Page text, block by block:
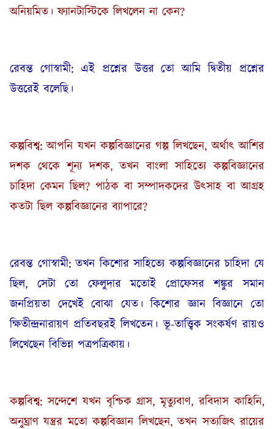
অনিয়মিত। ফ্যানটাস্টিকে লিখলেন না কেন?
রেবন্ত গোস্বামী: এই প্রশ্নের উত্তর তো আমি দ্বিতীয় প্রশ্নের
উত্তরেই বলেছি।
কল্পবিশ্ব: আপনি যখন কল্পবিজ্ঞানের গল্প লিখছেন, অর্থাৎ আশির
দশক থেকে শূন্য দশক, তখন বাংলা সাহিত্যে কল্পবিজ্ঞানের
চাহিদা কেমন ছিল? পাঠক বা সম্পাদকদের উৎসাহ বা আগ্রহ
কতটা ছিল কল্পবিজ্ঞানের ব্যাপারে?
রেবন্ত গোস্বামী: তখন কিশোর সাহিত্যে কল্পবিজ্ঞানের চাহিদা যে
ছিল, সেটা তো ফেলুদার মতোই প্রোফেসর শঙ্কুর সমান
জনপ্রিয়তা দেখেই বোঝা যেত। কিশোর জ্ঞান বিজ্ঞানে তো
ক্ষিতীন্দ্রনারায়ণ প্রতিবছরই লিখতেন। ভূ-তাত্ত্বিক সংকর্ষণ রায়ও
লিখেছেন বিভিন্ন পত্রপত্রিকায়।
কল্পবিশ্ব: সন্দেশে যখন বৃশ্চিক গ্রাস, মৃত্যুবাণ, রবিদাস কাহিনি,
অনুঘ্রাণ যন্ত্রর মতো কল্পবিজ্ঞান লিখছেন, তখন সত্যজিৎ রায়ের